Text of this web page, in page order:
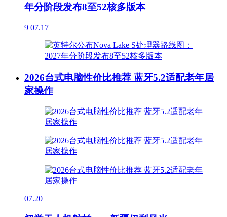
年分阶段发布8至52核多版本
9 07.17
2026台式电脑性价比推荐 蓝牙5.2适配老年居
家操作
07.20